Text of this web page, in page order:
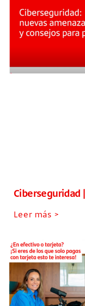
Ciberseguridad
Leer más >